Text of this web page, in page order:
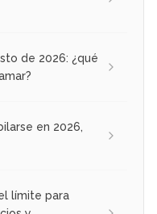
de 2026: ¿qué
en 2026,
límite para